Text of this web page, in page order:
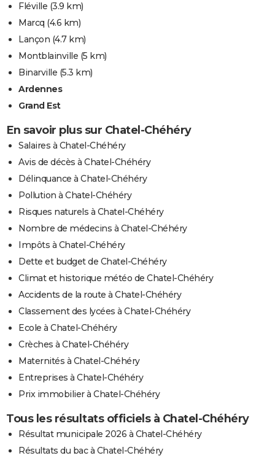
Fléville (3.9 km)
Marcq (4.6 km)
Lançon (4.7 km)
Montblainville (5 km)
Binarville (5.3 km)
Ardennes
Grand Est
En savoir plus sur Chatel-Chéhéry
Salaires à Chatel-Chéhéry
Avis de décès à Chatel-Chéhéry
Délinquance à Chatel-Chéhéry
Pollution à Chatel-Chéhéry
Risques naturels à Chatel-Chéhéry
Nombre de médecins à Chatel-Chéhéry
Impôts à Chatel-Chéhéry
Dette et budget de Chatel-Chéhéry
Climat et historique météo de Chatel-Chéhéry
Accidents de la route à Chatel-Chéhéry
Classement des lycées à Chatel-Chéhéry
Ecole à Chatel-Chéhéry
Crèches à Chatel-Chéhéry
Maternités à Chatel-Chéhéry
Entreprises à Chatel-Chéhéry
Prix immobilier à Chatel-Chéhéry
Tous les résultats officiels à Chatel-Chéhéry
Résultat municipale 2026 à Chatel-Chéhéry
Résultats du bac à Chatel-Chéhéry